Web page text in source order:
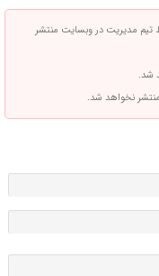
تیم مدیریت در وبسایت منتشر
شد.
منتشر نخواهد شد.